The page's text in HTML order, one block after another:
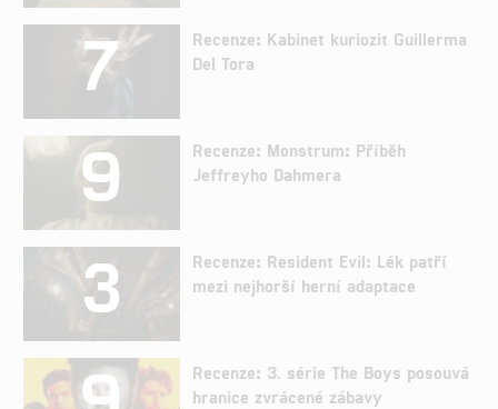
7
Recenze: Kabinet kuriozit Guillerma
Del Tora
9
Recenze: Monstrum: Příběh
Jeffreyho Dahmera
3
Recenze: Resident Evil: Lék patří
mezi nejhorší herní adaptace
Recenze: 3. série The Boys posouvá
hranice zvrácené zábavy